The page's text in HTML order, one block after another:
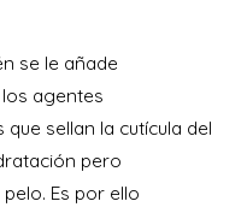
se le añade
agentes
sellan la cutícula del
pero
Es por ello